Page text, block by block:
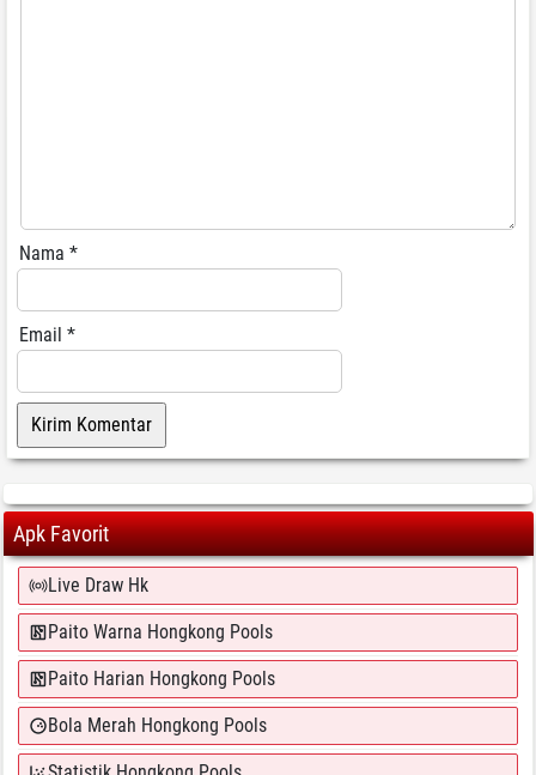
Nama *
Email *
Apk Favorit
Live Draw Hk
Paito Warna Hongkong Pools
Paito Harian Hongkong Pools
Bola Merah Hongkong Pools